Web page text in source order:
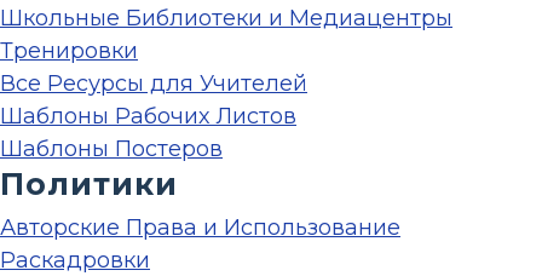
Школьные Библиотеки и Медиацентры
Тренировки
Все Ресурсы для Учителей
Шаблоны Рабочих Листов
Шаблоны Постеров
Политики
Авторские Права и Использование
Раскадровки